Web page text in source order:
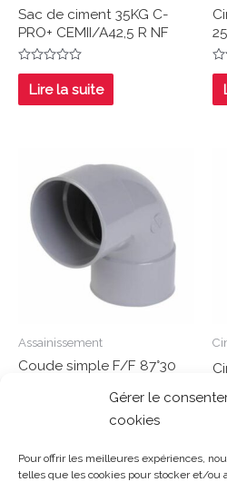
Gérer le
cookies
Pour offrir les meilleures expériences,
telles que les cookies pour stocker et/ou
Sac de ciment 35KG C-
PRO+ CEMII/A42,5 R NF
Note
sur
5
Lire la suite
5
Assainissement
Coude simple F/F 87°30
5